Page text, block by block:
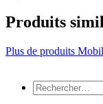
Produits
Plus de produits
Rechercher :